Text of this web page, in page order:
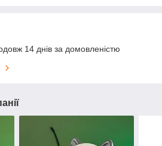
14 днів за домовленістю